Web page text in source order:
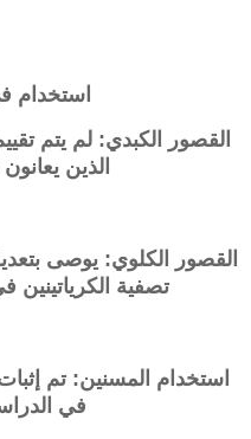
استخدام
القصور الكبدي: لم يتم
الذين
القصور الكلوي: يوصى
تصفية الكرياتينين في الدم
استخدام المسنين: تم
في